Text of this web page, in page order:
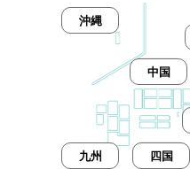
中国
四国
九州
沖縄